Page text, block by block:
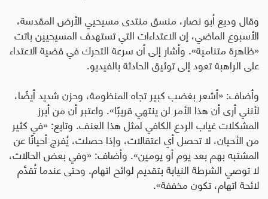
وقال وديع أبو نصار، منسق منتدى مسيحيي الأرض المقدسة،
الأسبوع الماضي، إن الاعتداءات التي تستهدف المسيحيين باتت
«ظاهرة متنامية». وأشار إلى أن سرعة التحرك في قضية الاعتداء
على الراهبة تعود إلى توثيق الحادثة بالفيديو.
وأضاف: «أشعر بغضب كبير تجاه المنظومة، وحزن شديد أيضًا،
لأنني أرى أن هذا الأمر لن ينتهي قريبًا». واعتبر أن من أبرز
المشكلات غياب الردع الكافي لمثل هذا العنف. وتابع: «في كثير
من الأحيان، لا تحصل أي اعتقالات، وإذا حصلت، يُفرج أحيانًا عن
المشتبه بهم بعد يوم أو يومين». وأضاف: «وفي بعض الحالات،
لا توصي الشرطة النيابة بتقديم لوائح اتهام. وحتى عندما تُقدَّم
لائحة اتهام، تكون مخففة».